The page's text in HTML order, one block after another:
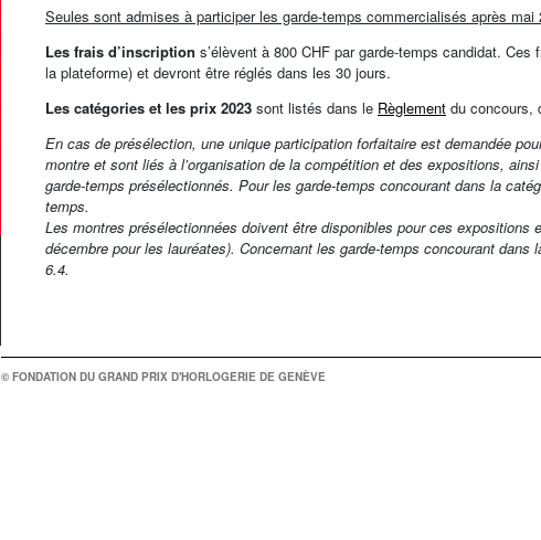
Seules sont admises à participer les garde-temps commercialisés après
Les frais d’inscription s’élèvent à 800 CHF par garde-temps candidat.
la plateforme) et devront être réglés dans les 30 jours.
Les catégories et les prix 2023 sont listés dans le Règlement du concours,
En cas de présélection, une unique participation forfaitaire est demandée
montre et sont liés à l’organisation de la compétition et des expositions,
garde-temps présélectionnés. Pour les garde-temps concourant dans la
temps.
Les montres présélectionnées doivent être disponibles pour ces expositions
décembre pour les lauréates). Concernant les garde-temps concourant dans
6.4.
© FONDATION DU GRAND PRIX D'HORLOGERIE DE GENÈVE